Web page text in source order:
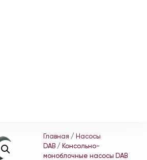
Главная / Насосы
DAB / Консольно-
моноблочные насосы DAB